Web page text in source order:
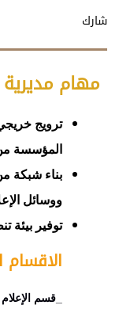
شارك
مهام
ترويج
المؤسسة
بناء شبكة
ووسائل
توفير بيئة
الاقسام
_قسم الإعلام